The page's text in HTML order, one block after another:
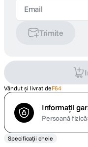
Trimite
Vândut și livrat deF64
Informații
Persoană
Specificații cheie